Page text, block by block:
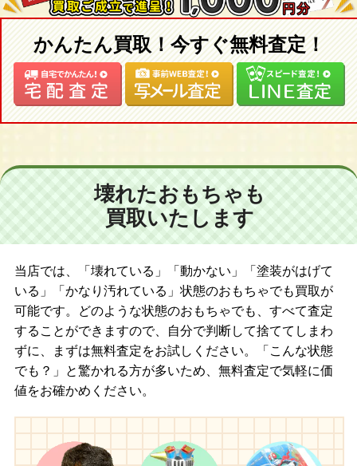
かんたん買取！今すぐ無料査定！
壊れたおもちゃも
買取いたします
当店では、「壊れている」「動かない」「塗装がはげて
いる」「かなり汚れている」状態のおもちゃでも買取が
可能です。どのような状態のおもちゃでも、すべて査定
することができますので、自分で判断して捨ててしまわ
ずに、まずは無料査定をお試しください。「こんな状態
でも？」と驚かれる方が多いため、無料査定で気軽に価
値をお確かめください。